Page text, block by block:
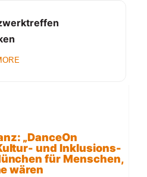
„DanceOn
und Inklusions-
für Menschen,
wären